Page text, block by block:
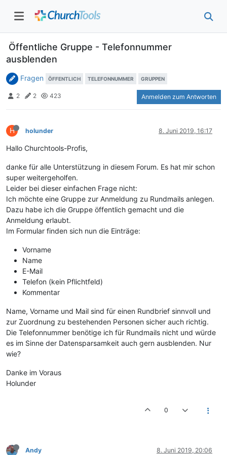
Öffentliche Gruppe - Telefonnummer
ausblenden
Fragen ÖFFENTLICH TELEFONNUMMER GRUPPEN
2 2 423 Anmelden zum Antworten
H holunder 8. Juni 2019, 16:17
Hallo Churchtools-Profis,
danke für alle Unterstützung in diesem Forum. Es hat mir schon
super weitergeholfen.
Leider bei dieser einfachen Frage nicht:
Ich möchte eine Gruppe zur Anmeldung zu Rundmails anlegen.
Dazu habe ich die Gruppe öffentlich gemacht und die
Anmeldung erlaubt.
Im Formular finden sich nun die Einträge:
Vorname
Name
E-Mail
Telefon (kein Pflichtfeld)
Kommentar
Name, Vorname und Mail sind für einen Rundbrief sinnvoll und
zur Zuordnung zu bestehenden Personen sicher auch richtig.
Die Telefonnummer benötige ich für Rundmails nicht und würde
es im Sinne der Datensparsamkeit auch gern ausblenden. Nur
wie?
Danke im Voraus
Holunder
0
Andy 8. Juni 2019, 20:06